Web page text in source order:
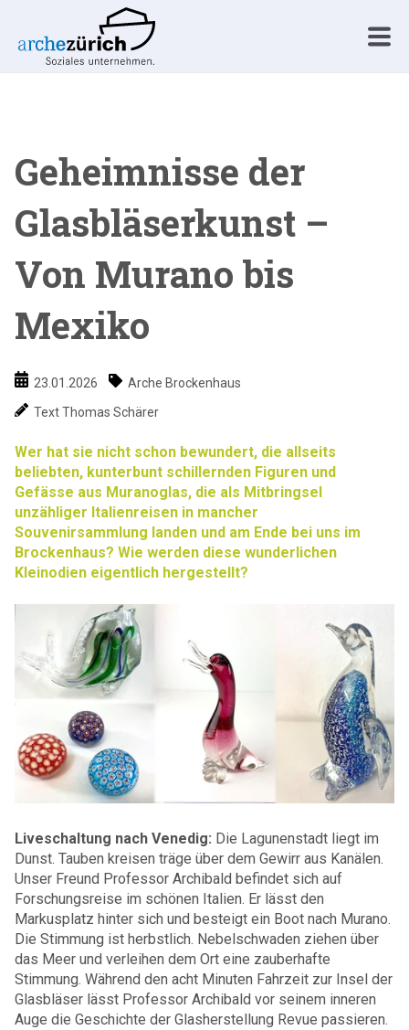
Geheimnisse der
Glasbläserkunst –
Von Murano bis
Mexiko
23.01.2026 Arche Brockenhaus
Text Thomas Schärer
Wer hat sie nicht schon bewundert, die allseits
beliebten, kunterbunt schillernden Figuren und
Gefässe aus Muranoglas, die als Mitbringsel
unzähliger Italienreisen in mancher
Souvenirsammlung landen und am Ende bei uns im
Brockenhaus? Wie werden diese wunderlichen
Kleinodien eigentlich hergestellt?
Liveschaltung nach Venedig: Die Lagunenstadt liegt im
Dunst. Tauben kreisen träge über dem Gewirr aus Kanälen.
Unser Freund Professor Archibald befindet sich auf
Forschungsreise im schönen Italien. Er lässt den
Markusplatz hinter sich und besteigt ein Boot nach Murano.
Die Stimmung ist herbstlich. Nebelschwaden ziehen über
das Meer und verleihen dem Ort eine zauberhafte
Stimmung. Während den acht Minuten Fahrzeit zur Insel der
Glasbläser lässt Professor Archibald vor seinem inneren
Auge die Geschichte der Glasherstellung Revue passieren.